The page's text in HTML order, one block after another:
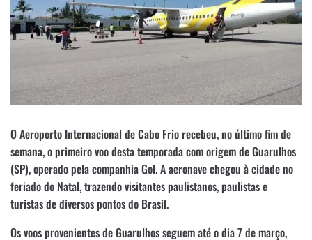
O Aeroporto Internacional de Cabo Frio recebeu, no último fim de
semana, o primeiro voo desta temporada com origem de Guarulhos
(SP), operado pela companhia Gol. A aeronave chegou à cidade no
feriado do Natal, trazendo visitantes paulistanos, paulistas e
turistas de diversos pontos do Brasil.
Os voos provenientes de Guarulhos seguem até o dia 7 de março,